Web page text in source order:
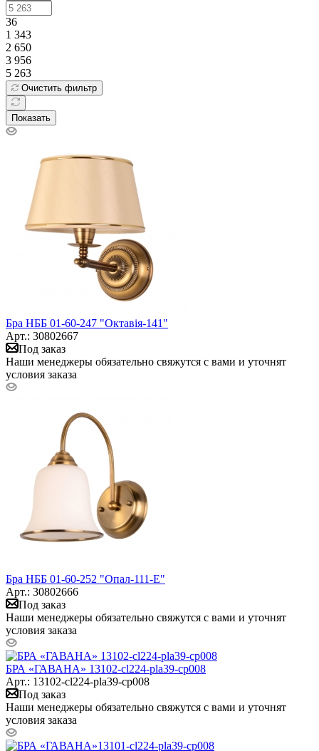
36
1 343
2 650
3 956
5 263
Очистить фильтр
Показать
Бра НББ 01-60-247 "Октавія-141"
Арт.: 30802667
Под заказ
Наши менеджеры обязательно свяжутся с вами и уточнят
условия заказа
Бра НББ 01-60-252 "Опал-111-Е"
Арт.: 30802666
Под заказ
Наши менеджеры обязательно свяжутся с вами и уточнят
условия заказа
БРА «ГАВАНА» 13102-cl224-pla39-cp008
Арт.: 13102-cl224-pla39-cp008
Под заказ
Наши менеджеры обязательно свяжутся с вами и уточнят
условия заказа